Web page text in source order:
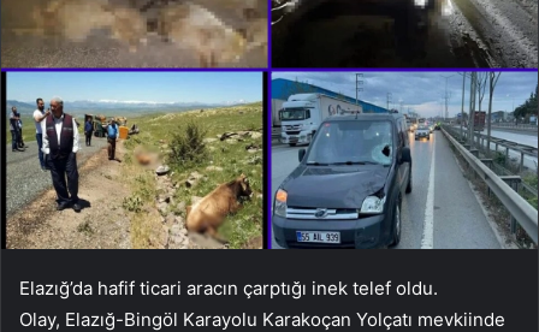
Elazığ’da hafif ticari aracın çarptığı inek telef oldu.
Olay, Elazığ-Bingöl Karayolu Karakoçan Yolçatı mevkiinde